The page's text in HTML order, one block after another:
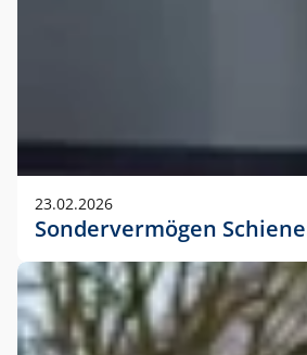
23.02.2026
Sondervermögen